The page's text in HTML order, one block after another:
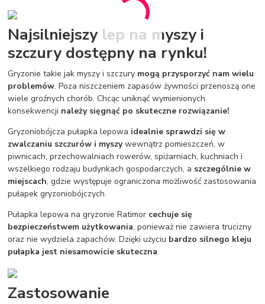
Najsilniejszy lep na myszy i
szczury dostępny na rynku!
Gryzonie takie jak myszy i szczury mogą przysporzyć nam wielu
problemów. Poza niszczeniem zapasów żywności przenoszą one
wiele groźnych chorób. Chcąc uniknąć wymienionych
konsekwencji należy sięgnąć po skuteczne rozwiązanie!
Gryzoniobójcza pułapka lepowa idealnie sprawdzi się w
zwalczaniu szczurów i myszywewnątrz pomieszczeń, w
piwnicach, przechowalniach rowerów, spiżarniach, kuchniach i
wszelkiego rodzaju budynkach gospodarczych, a szczególnie w
miejscach, gdzie występuje ograniczona możliwość zastosowania
pułapek gryzoniobójczych.
Pułapka lepowa na gryzonie Ratimor cechuje się
bezpieczeństwem użytkowania, ponieważ nie zawiera trucizny
oraz nie wydziela zapachów. Dzięki użyciu bardzo silnego kleju
pułapka jest niesamowicie skuteczna.
Zastosowanie